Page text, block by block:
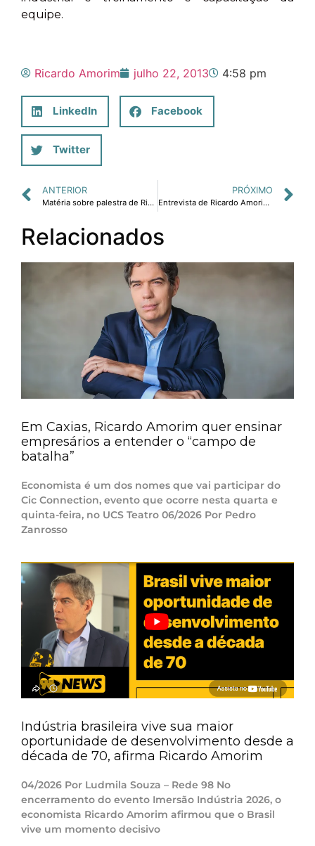
equipe.
Ricardo Amorim julho 22, 2013 4:58 pm
LinkedIn Facebook
Twitter
ANTERIOR
Matéria sobre palestra de Ricardo Amorim sobre perspectivas econômicas no Fórum de Presidentes da OCEPAR
PRÓXIMO
Entrevista de Ricardo Amorim sobre palestra para Associação Comercial de Maringá
Relacionados
Em Caxias, Ricardo Amorim quer ensinar
empresários a entender o “campo de
batalha”
Economista é um dos nomes que vai participar do
Cic Connection, evento que ocorre nesta quarta e
quinta-feira, no UCS Teatro 06/2026 Por Pedro
Zanrosso
Indústria brasileira vive sua maior
oportunidade de desenvolvimento desde a
década de 70, afirma Ricardo Amorim
04/2026 Por Ludmila Souza – Rede 98 No
encerramento do evento Imersão Indústria 2026, o
economista Ricardo Amorim afirmou que o Brasil
vive um momento decisivo